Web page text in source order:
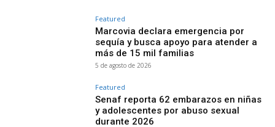
Featured
Marcovia declara emergencia por
sequía y busca apoyo para atender a
más de 15 mil familias
5 de agosto de 2026
Featured
Senaf reporta 62 embarazos en niñas
y adolescentes por abuso sexual
durante 2026